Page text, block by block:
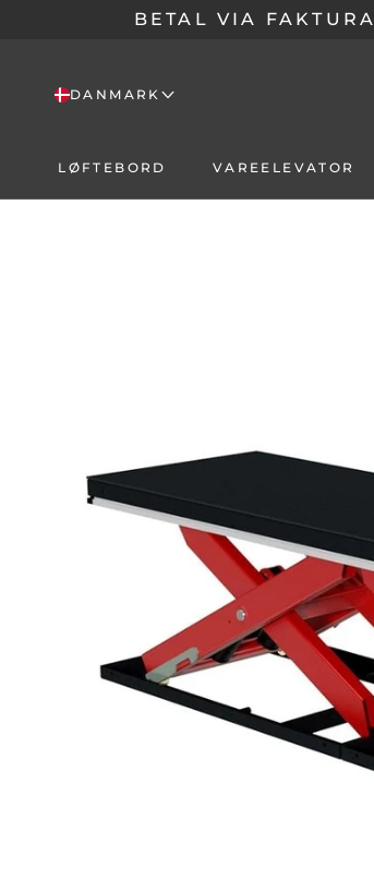
BETAL VIA FAKTURA
LØFTEBORD VAREELEVATOR
DANMARK